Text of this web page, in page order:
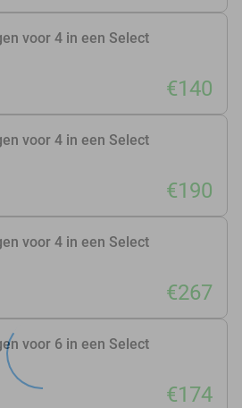
voor 4 in een Select
€140
voor 4 in een Select
€190
voor 4 in een Select
€267
voor 6 in een Select
€174